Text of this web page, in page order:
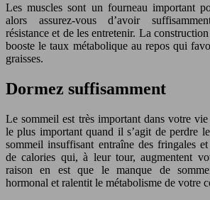
Les muscles sont un fourneau important
alors assurez-vous d’avoir
résistance et de les entretenir. La
booste le taux métabolique au repos qui
graisses.
Dormez suffisamment
Le sommeil est très important dans votre
le plus important quand il s’agit de perdre
sommeil insuffisant entraîne des fringales
de calories qui, à leur tour, augmentent
raison en est que le manque de
hormonal et ralentit le métabolisme de votre